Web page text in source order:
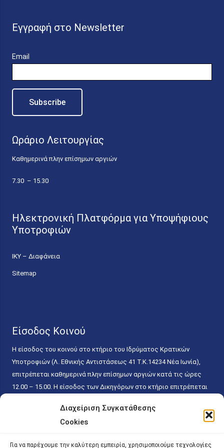
Διαχείριση Συγκατάθεσης
Cookies
Για να παρέχουμε την καλύτερη εμπειρία, χρησιμοποιούμε τεχνολογίες
Εγγραφή στο Newsletter
Email
Ωράριο Λειτουργίας
Καθημερινά πλην επίσημων αργιών
7.30 – 15.30
Ηλεκτρονική Πλατφόρμα για Υποψήφιους
Υποτροφιών
ΙΚΥ – Διαφάνεια
Sitemap
Είσοδος Κοινού
Η είσοδος του κοινού στο κτήριο του Ιδρύματος Κρατικών
Υποτροφιών (Λ. Εθνικής Αντιστάσεως 41 T.K.14234 Νέα Ιωνία),
επιτρέπεται καθημερινά πλην επίσημων αργιών κατά τις ώρες
12.00 – 15.00. Η είσοδος των Δικηγόρων στο κτήριο επιτρέπεται
κάθε εργάσιμη ημέρα και ώρα χωρίς κανέναν χρονικό ή άλλο
περιορισμό. Η είσοδος του κοινού ειδικά στο γραφείο του